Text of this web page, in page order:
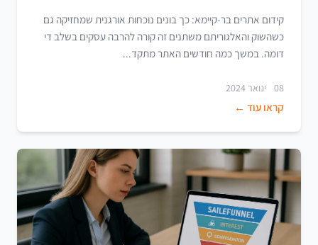
קידום אתרים בר-קיימא: כך בונים נוכחות אורגנית שמחזיקה גם
כשהשוק והאלגוריתם משתנים זה קורה להרבה עסקים בשלב די
דומה. במשך כמה חודשים האתר מתקד...
08 ינואר 2024
קראו עוד ←